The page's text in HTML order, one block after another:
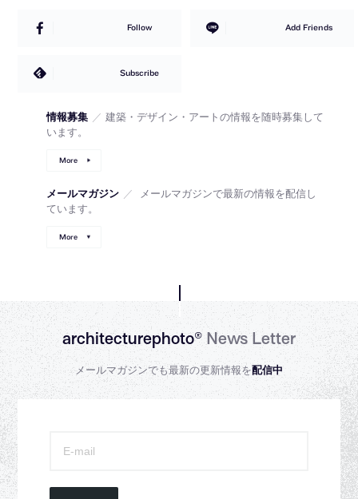
Follow Add Friends
Subscribe
情報募集 ／ 建築・デザイン・アートの情報を随時募集して
います。
More
メールマガジン ／
メールマガジンで最新の情報を配信し
ています。
More
architecturephoto®News Letter
メールマガジンでも最新の更新情報を配信中